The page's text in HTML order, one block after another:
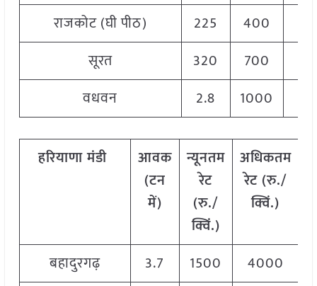
राजकोट (घी पीठ)
225 400
सूरत
320 700
वधवन
2.8 1000
हरियाणामंडी
आवक
(टन
में)
न्यूनतम
रेट
(रु./
क्विं.)
अधिकतम
रेट (रु./
क्विं.)
बहादुरगढ़
3.7 1500 4000